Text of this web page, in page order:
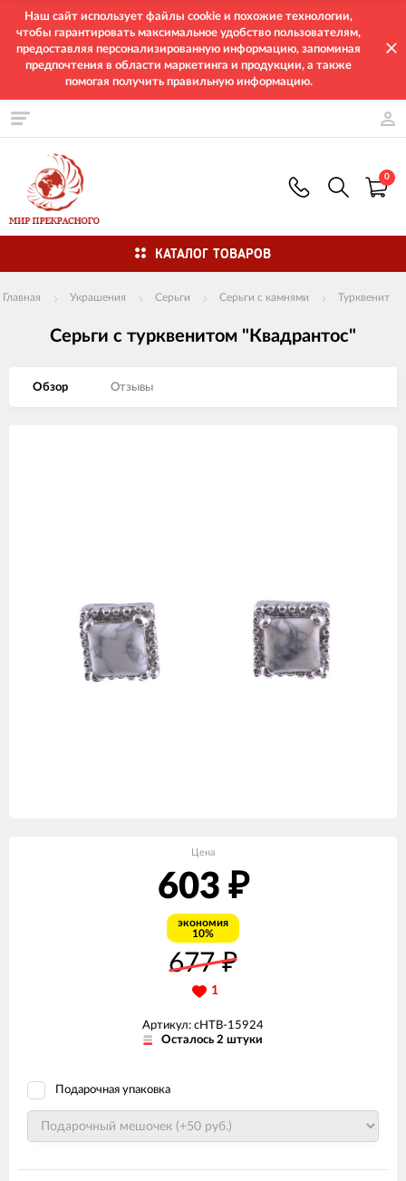
Наш сайт использует файлы cookie и похожие технологии,
чтобы гарантировать максимальное удобство пользователям,
предоставляя персонализированную информацию, запоминая
предпочтения в области маркетинга и продукции, а также
помогая получить правильную информацию.
0
КАТАЛОГ ТОВАРОВ
Главная Украшения Серьги Серьги с камнями Турквенит
Серьги с турквенитом "Квадрантос"
Обзор Отзывы
Цена
603 ₽
экономия
10%
677₽
1
Артикул: сНТВ-15924
Осталось 2 штуки
Подарочная упаковка